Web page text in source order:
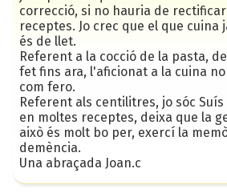
correcció, si no hauria de
receptes. Jo crec que el que cuina
és de llet.
Referent a la cocció de la pasta,
fet fins ara, l'aficionat a la cuina
com fero.
Referent als centilitres, jo sóc
en moltes receptes, deixa que la
això és molt bo per, exercí la
demència.
Una abraçada Joan.c